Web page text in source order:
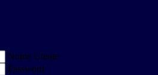
Nome Utente
Password